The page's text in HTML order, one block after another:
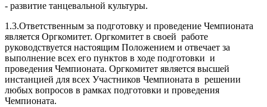
- развитие танцевальной культуры.
1.3.Ответственным за подготовку и проведение Чемпионата
является Оргкомитет. Оргкомитет в своей работе
руководствуется настоящим Положением и отвечает за
выполнение всех его пунктов в ходе подготовки и
проведения Чемпионата. Оргкомитет является высшей
инстанцией для всех Участников Чемпионата в решении
любых вопросов в рамках подготовки и проведения
Чемпионата.